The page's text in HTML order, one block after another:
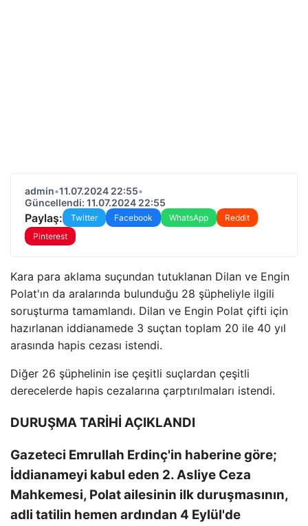
admin•11.07.2024 22:55•
Güncellendi: 11.07.2024 22:55
Paylaş: Twitter Facebook WhatsApp
Reddit
Pinterest
Kara para aklama suçundan tutuklanan Dilan ve Engin
Polat'ın da aralarında bulunduğu 28 şüpheliyle ilgili
soruşturma tamamlandı. Dilan ve Engin Polat çifti için
hazırlanan iddianamede 3 suçtan toplam 20 ile 40 yıl
arasında hapis cezası istendi.
Diğer 26 şüphelinin ise çeşitli suçlardan çeşitli
derecelerde hapis cezalarına çarptırılmaları istendi.
DURUŞMA TARİHİ AÇIKLANDI
Gazeteci Emrullah Erdinç'in haberine göre;
İddianameyi kabul eden 2. Asliye Ceza
Mahkemesi, Polat ailesinin ilk duruşmasının,
adli tatilin hemen ardından 4 Eylül'de